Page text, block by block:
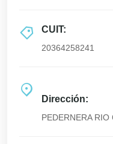
CUIT:
20364258241
Dirección:
PEDERNERA